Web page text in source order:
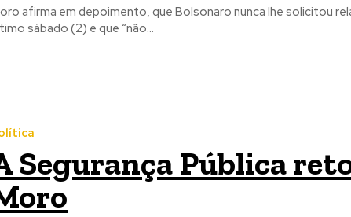
afirma em depoimento, que Bolsonaro nunca lhe solicitou
sábado (2) e que “não...
Segurança Pública